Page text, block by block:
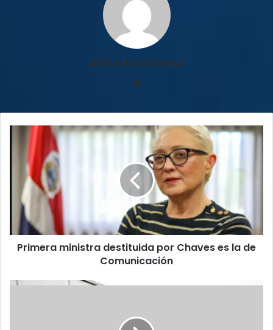
Alicia Mora Mora
Primera
ministra
destituida
Chaves
Comunicación
Primera ministra destituida por Chaves es la de
Comunicación
Citas